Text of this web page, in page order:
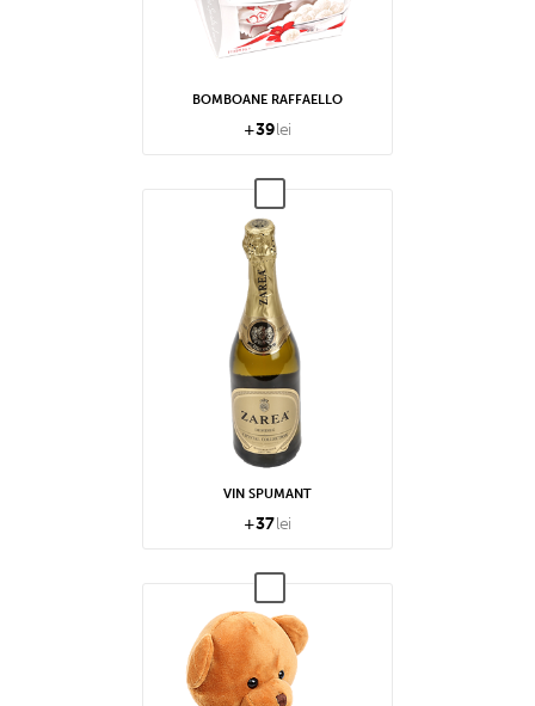
BOMBOANE RAFFAELLO
+39lei
VIN SPUMANT
+37lei